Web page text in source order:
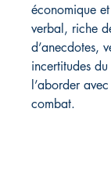
économique
verbal, riche
d’anecdotes,
incertitudes
l’aborder
combat.